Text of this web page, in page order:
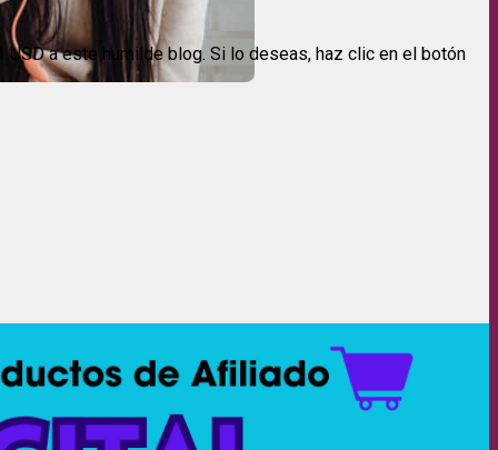
USD a este humilde blog. Si lo deseas, haz clic en el botón